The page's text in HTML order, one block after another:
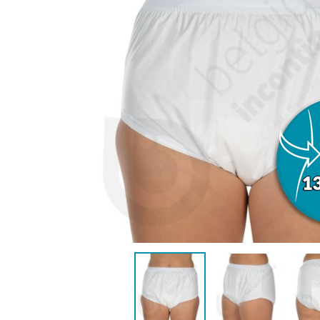
VROUWEN
ZWEMKLEDING
CONTINENTIEHULP
ZWEMLUIER KINDEREN ZWEMPAK
HYGIËNE & VERZORGING
KINDEREN